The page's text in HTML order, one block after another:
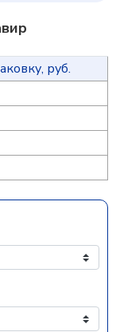
руб.